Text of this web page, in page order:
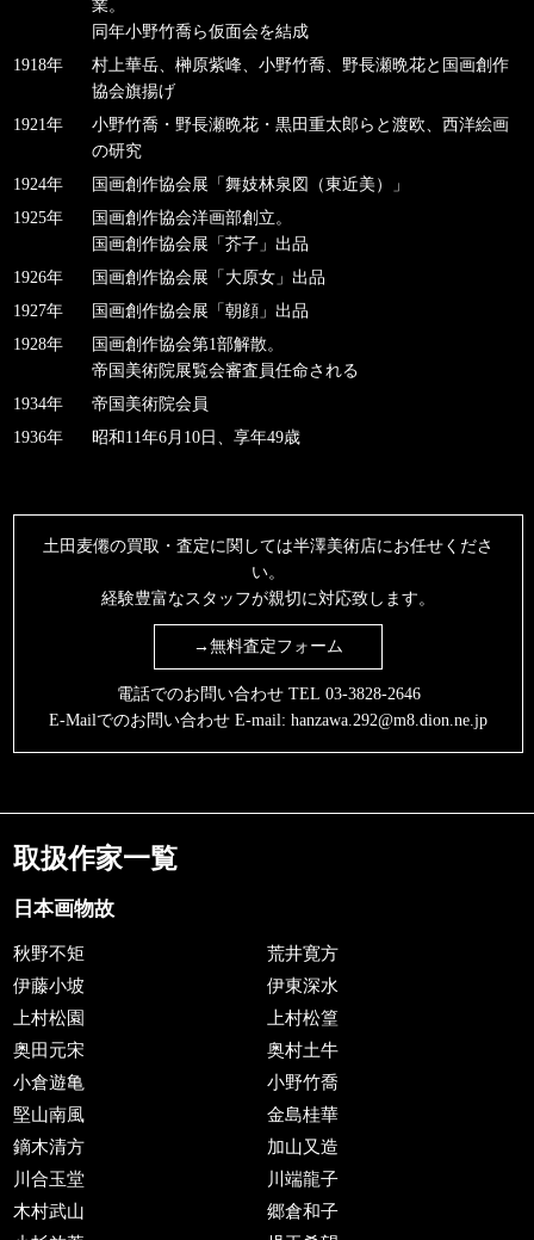
業。
同年小野竹喬ら仮面会を結成
1918年
村上華岳、榊原紫峰、小野竹喬、野長瀬晩花と国画創作
協会旗揚げ
1921年
小野竹喬・野長瀬晩花・黒田重太郎らと渡欧、西洋絵画
の研究
1924年
国画創作協会展「舞妓林泉図（東近美）」
1925年
国画創作協会洋画部創立。
国画創作協会展「芥子」出品
1926年
国画創作協会展「大原女」出品
1927年
国画創作協会展「朝顔」出品
1928年
国画創作協会第1部解散。
帝国美術院展覧会審査員任命される
1934年
帝国美術院会員
1936年
昭和11年6月10日、享年49歳
土田麦僊の買取・査定に関しては半澤美術店にお任せくださ
い。
経験豊富なスタッフが親切に対応致します。
→無料査定フォーム
電話でのお問い合わせ TEL 03-3828-2646
E-Mailでのお問い合わせ E-mail: hanzawa.292@m8.dion.ne.jp
取扱作家一覧
日本画物故
秋野不矩
荒井寛方
伊藤小坡
伊東深水
上村松園
上村松篁
奥田元宋
奥村土牛
小倉遊亀
小野竹喬
堅山南風
金島桂華
鏑木清方
加山又造
川合玉堂
川端龍子
木村武山
郷倉和子